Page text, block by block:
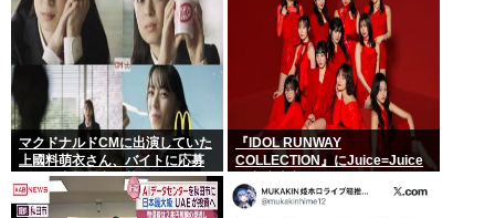
マクドナルドCMに出演していた
上國料萌衣さん、バイトに応募
するも書類選考で落ちる
『IDOL RUNWAY
COLLECTION』にJuice=Juice